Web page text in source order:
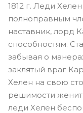
1812 г. Леди
полноправным
наставник, лорд
способностям.
забывая о
заклятый враг
Хелен на свою
решимости
леди Хелен